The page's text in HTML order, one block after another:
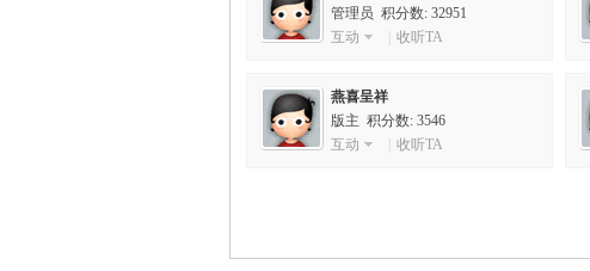
管理员 积分数: 32951
互动
收听TA
燕喜呈祥
版主 积分数: 3546
互动
收听TA